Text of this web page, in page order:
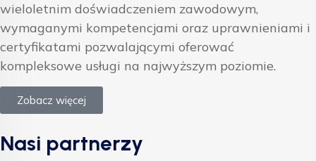
wieloletnim doświadczeniem zawodowym,
wymaganymi kompetencjami oraz uprawnieniami i
certyfikatami pozwalającymi oferować
kompleksowe usługi na najwyższym poziomie.
Zobacz więcej
Nasi partnerzy